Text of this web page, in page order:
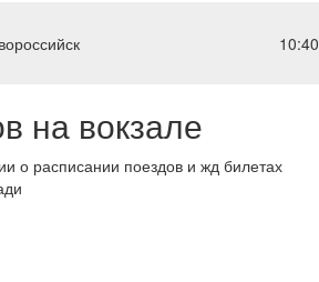
10:40
на вокзале
о расписании поездов и жд билетах